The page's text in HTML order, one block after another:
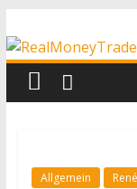
Inhalt
springen
Echtgeld-
Trading
Allgemein